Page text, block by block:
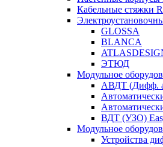
Кабельные стяжки
GLOSSA
BLANCA
ЭТЮД
Модульное
АВДТ (Дифф.
ВДТ (УЗО)
Модульное
Устройства